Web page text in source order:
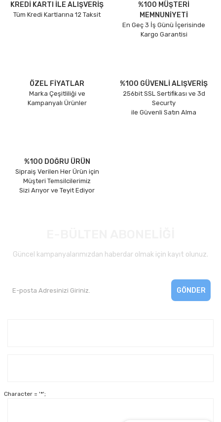
KREDİ KARTI İLE ALIŞVERİŞ
Tüm Kredi Kartlarına 12 Taksit
%100 MÜŞTERİ
MEMNUNİYETİ
En Geç 3 İş Günü İçerisinde
Kargo Garantisi
ÖZEL FİYATLAR
Marka Çeşitliliği ve
Kampanyalı Ürünler
%100 GÜVENLİ ALIŞVERİŞ
256bit SSL Sertifikası ve 3d
Securty
ile Güvenli Satın Alma
%100 DOĞRU ÜRÜN
Sipraiş Verilen Her Ürün için
Müşteri Temsilcilerimiz
Sizi Arıyor ve Teyit Ediyor
Güncel kampanyalarımızdan haberdar olmak için kayıt olunuz.
GÖNDER
Character = '*';